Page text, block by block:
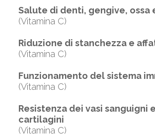
Salute di denti, gengive, ossa
(Vitamina C)
Riduzione di stanchezza e
(Vitamina C)
Funzionamento del sistema
(Vitamina C)
Resistenza dei vasi sanguigni
cartilagini
(Vitamina C)